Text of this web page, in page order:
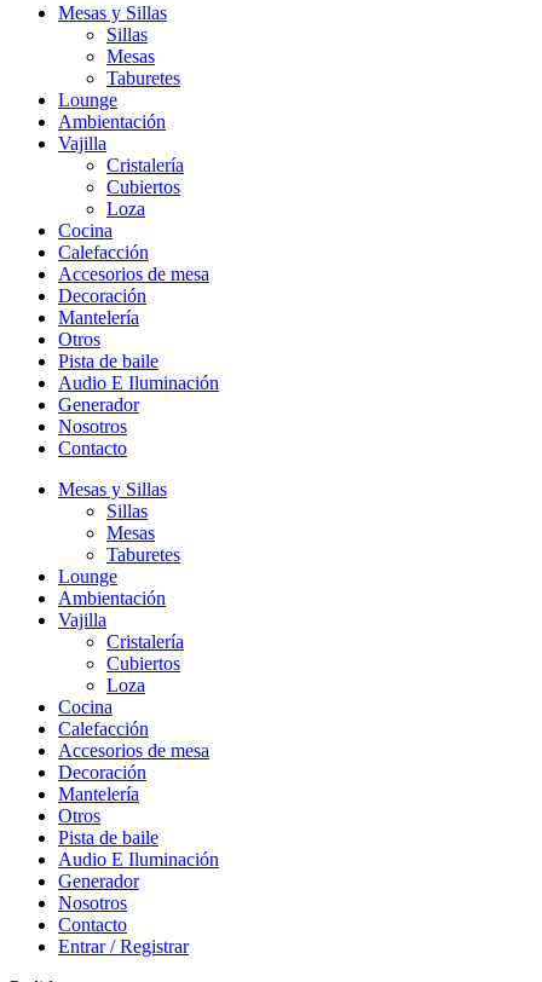
Mesas y Sillas
Sillas
Mesas
Taburetes
Lounge
Ambientación
Vajilla
Cristalería
Cubiertos
Loza
Cocina
Calefacción
Accesorios de mesa
Decoración
Mantelería
Otros
Pista de baile
Audio E Iluminación
Generador
Nosotros
Contacto
Mesas y Sillas
Sillas
Mesas
Taburetes
Lounge
Ambientación
Vajilla
Cristalería
Cubiertos
Loza
Cocina
Calefacción
Accesorios de mesa
Decoración
Mantelería
Otros
Pista de baile
Audio E Iluminación
Generador
Nosotros
Contacto
Entrar / Registrar